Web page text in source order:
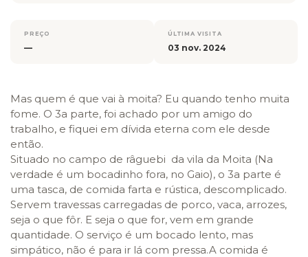
PREÇO
—
ÚLTIMA VISITA
03 nov. 2024
Mas quem é que vai à moita? Eu quando tenho muita
fome. O 3a parte, foi achado por um amigo do
trabalho, e fiquei em dívida eterna com ele desde
então.
Situado no campo de râguebi da vila da Moita (Na
verdade é um bocadinho fora, no Gaio), o 3a parte é
uma tasca, de comida farta e rústica, descomplicado.
Servem travessas carregadas de porco, vaca, arrozes,
seja o que fôr. E seja o que for, vem em grande
quantidade. O serviço é um bocado lento, mas
simpático, não é para ir lá com pressa.A comida é